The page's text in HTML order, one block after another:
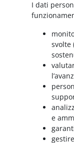
I dati
svolte
e